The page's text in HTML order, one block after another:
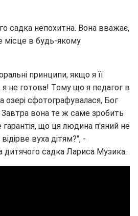
садка непохитна. Вона вважає,
місце в будь-якому
принципи, якщо я її
я не готова! Тому що я педагог в
озері сфотографувалася, Бог
Завтра вона те ж саме зробить
гарантія, що ця людина п'яний не
вуха дітям?", -
дитячого садка Лариса Музика.